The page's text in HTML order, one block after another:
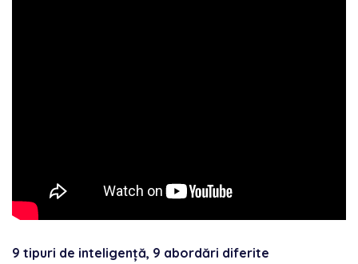
9 tipuri de inteligență, 9 abordări diferite